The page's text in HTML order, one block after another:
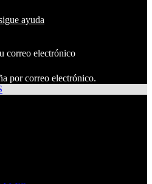
ayuda
correo electrónico
por correo electrónico.